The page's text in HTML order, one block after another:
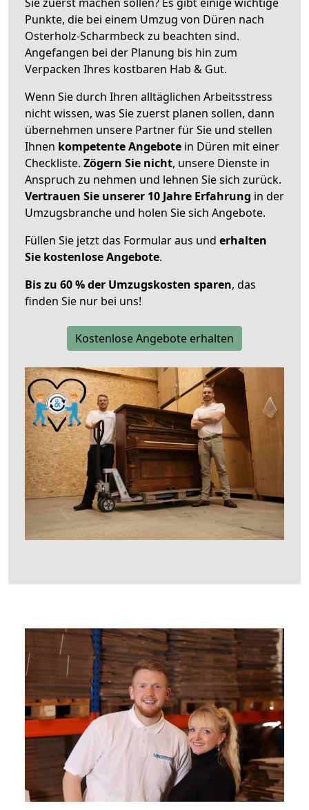
Punkte, die bei einem Umzug von Düren nach
Osterholz-Scharmbeck zu beachten sind.
Angefangen bei der Planung bis hin zum
Verpacken Ihres kostbaren Hab & Gut.
Wenn Sie durch Ihren alltäglichen Arbeitsstress
nicht wissen, was Sie zuerst planen sollen, dann
übernehmen unsere Partner für Sie und stellen
Ihnen kompetente Angebote in Düren mit einer
Checkliste. Zögern Sie nicht, unsere Dienste in
Anspruch zu nehmen und lehnen Sie sich zurück.
Vertrauen Sie unserer 10 Jahre Erfahrung in der
Umzugsbranche und holen Sie sich Angebote.
Füllen Sie jetzt das Formular aus und erhalten
Sie kostenlose Angebote.
Bis zu 60 % der Umzugskosten sparen, das
finden Sie nur bei uns!
Kostenlose Angebote erhalten